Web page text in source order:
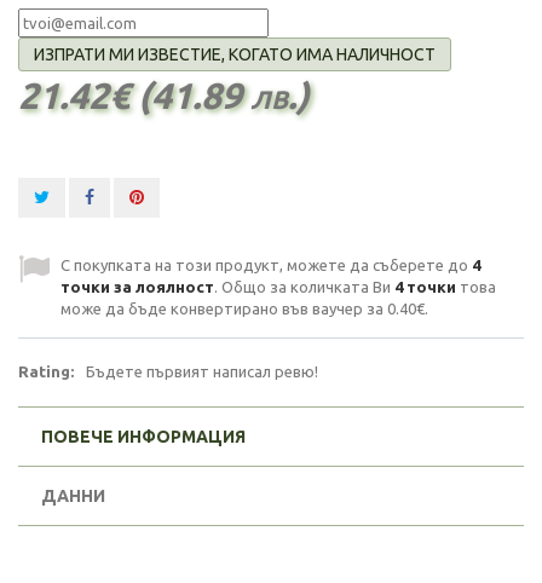
ИЗПРАТИ МИ ИЗВЕСТИЕ, КОГАТО ИМА НАЛИЧНОСТ
21.42€ (41.89 лв.)
С покупката на този продукт, можете да съберете до 4
точки за лоялност. Общо за количката Ви 4точки това
може да бъде конвертирано във ваучер за 0.40€.
Rating: Бъдете първият написал ревю!
ПОВЕЧЕ ИНФОРМАЦИЯ
ДАННИ